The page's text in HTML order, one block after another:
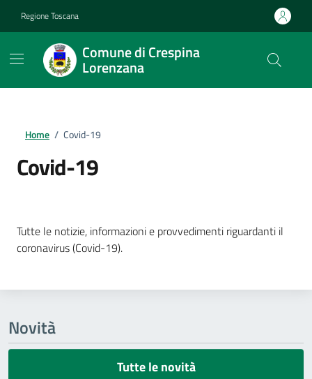
Regione Toscana
Comune di Crespina
Lorenzana
Home / Covid-19
Covid-19
Tutte le notizie, informazioni e provvedimenti riguardanti il
coronavirus (Covid-19).
Novità
Tutte le novità